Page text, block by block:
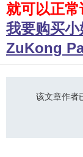
幼喵社App
就可以正常
我要购买
ZuKong
该文章作者